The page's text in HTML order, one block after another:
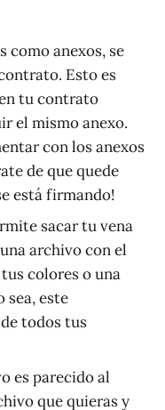
como anexos, se
Esto es
tu contrato
el mismo anexo.
con los anexos
de que quede
está firmando!
sacar tu vena
archivo con el
colores o una
sea, este
todos tus
es parecido al
que quieras y